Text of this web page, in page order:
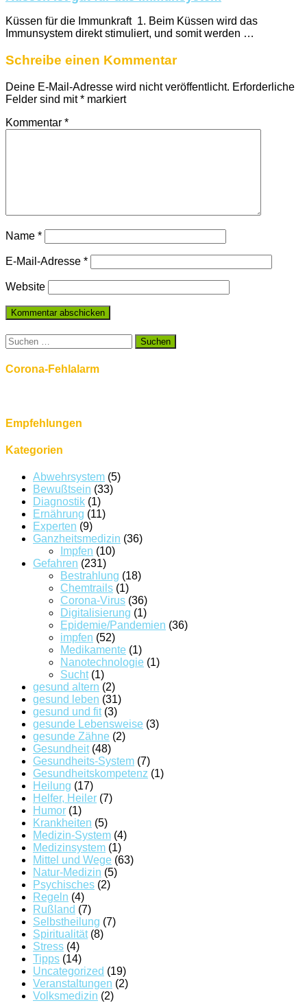
Küssen für die Immunkraft 1. Beim Küssen wird das
Immunsystem direkt stimuliert, und somit werden …
Schreibe einen Kommentar
Deine E-Mail-Adresse wird nicht veröffentlicht. Erforderliche
Felder sind mit* markiert
Kommentar *
Name *
E-Mail-Adresse *
Website
Suchen
nach:
Corona-Fehlalarm
Empfehlungen
Kategorien
Abwehrsystem (5)
Bewußtsein (33)
Diagnostik (1)
Ernährung (11)
Experten (9)
Ganzheitsmedizin (36)
Impfen (10)
Gefahren (231)
Bestrahlung (18)
Chemtrails (1)
Corona-Virus (36)
Digitalisierung (1)
Epidemie/Pandemien (36)
impfen (52)
Medikamente (1)
Nanotechnologie (1)
Sucht(1)
gesund altern (2)
gesund leben (31)
gesund und fit(3)
gesunde Lebensweise (3)
gesunde Zähne (2)
Gesundheit(48)
Gesundheits-System (7)
Gesundheitskompetenz (1)
Heilung (17)
Helfer, Heiler (7)
Humor (1)
Krankheiten (5)
Medizin-System (4)
Medizinsystem (1)
Mittel und Wege (63)
Natur-Medizin (5)
Psychisches (2)
Regeln (4)
Rußland (7)
Selbstheilung (7)
Spiritualität(8)
Stress (4)
Tipps (14)
Uncategorized (19)
Veranstaltungen (2)
Volksmedizin (2)